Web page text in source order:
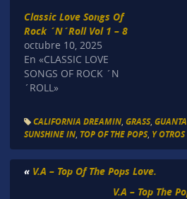
Classic Love Songs Of
Rock ´N´Roll Vol 1 – 8
octubre 10, 2025
En «CLASSIC LOVE
SONGS OF ROCK ´N
´ROLL»
CALIFORNIA DREAMIN, GRASS,
SUNSHINE IN, TOP OF THE POPS, Y
« V.A – Top Of The Pops Love.
V.A – Top The